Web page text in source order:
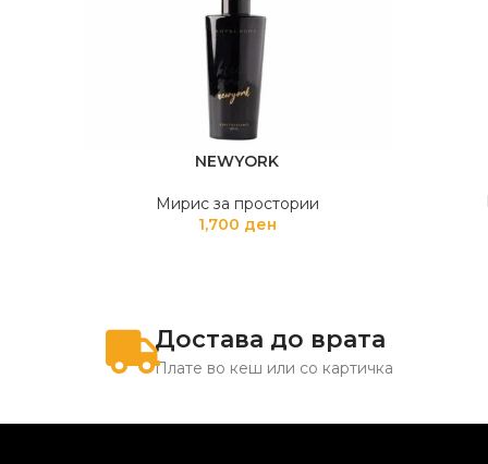
NEWYORK
Мирис за простории
1,700 ден
Достава до врата
Плате во кеш или со картичка